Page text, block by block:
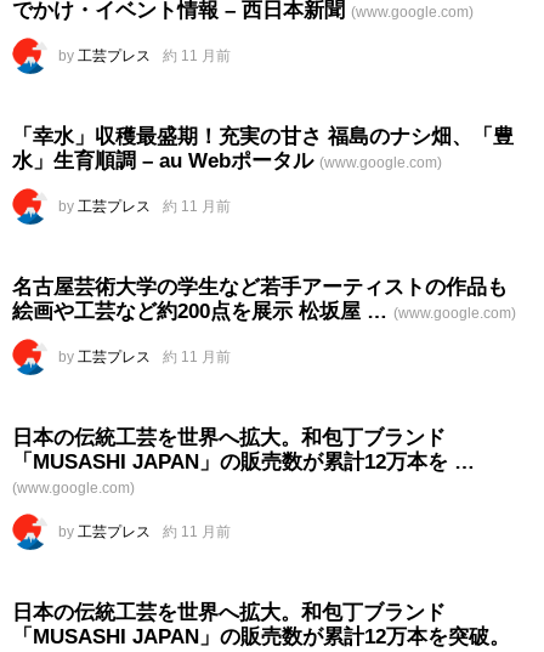
でかけ・イベント情報 – 西日本新聞 (www.google.com)
by 工芸プレス 約 11 月前
「幸水」収穫最盛期！充実の甘さ 福島のナシ畑、「豊
水」生育順調 – au Webポータル (www.google.com)
by 工芸プレス 約 11 月前
名古屋芸術大学の学生など若手アーティストの作品も
絵画や工芸など約200点を展示 松坂屋 … (www.google.com)
by 工芸プレス 約 11 月前
日本の伝統工芸を世界へ拡大。和包丁ブランド
「MUSASHI JAPAN」の販売数が累計12万本を …
(www.google.com)
by 工芸プレス 約 11 月前
日本の伝統工芸を世界へ拡大。和包丁ブランド
「MUSASHI JAPAN」の販売数が累計12万本を突破。